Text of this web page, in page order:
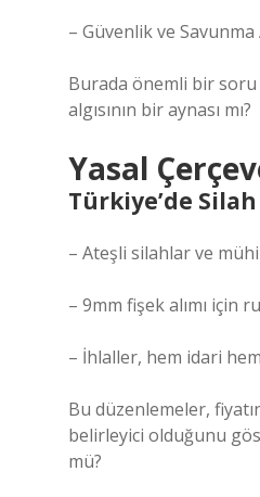
– Güvenlik ve
Burada önemli bir soru
algısının bir aynası mı?
Yasal
Türkiye’de
– Ateşli silahlar ve
– 9mm fişek alımı için
– İhlaller, hem idari
Bu düzenlemeler,
belirleyici olduğunu
mü?